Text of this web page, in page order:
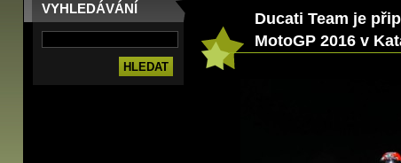
VYHLEDÁVÁNÍ
Ducati Team je
MotoGP 2016 v